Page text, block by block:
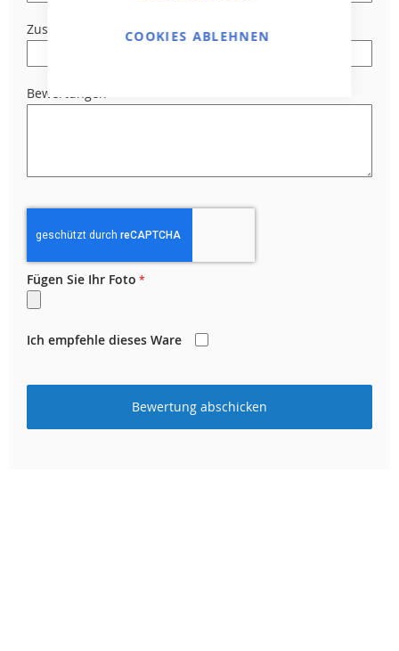
COOKIES ABLEHNEN
Zusammenfassung
Bewertungen
Fügen Sie Ihr Foto
Ich empfehle dieses Ware
Bewertung abschicken